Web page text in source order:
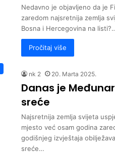
Nedavno je objavljeno da je
zaredom najsretnija zemlja
Bosna i Hercegovina na
Pročitaj više
nk 2 20. Marta 2025.
Danas je
sreće
Najsretnija zemlja svijeta
mjesto već osam godina
godišnjeg izvještaja
sreće…